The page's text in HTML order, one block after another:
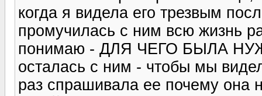
когда я видела его трезвым
промучилась с ним всю жизнь
понимаю - ДЛЯ ЧЕГО БЫЛА
осталась с ним - чтобы мы
раз спрашивала ее почему она